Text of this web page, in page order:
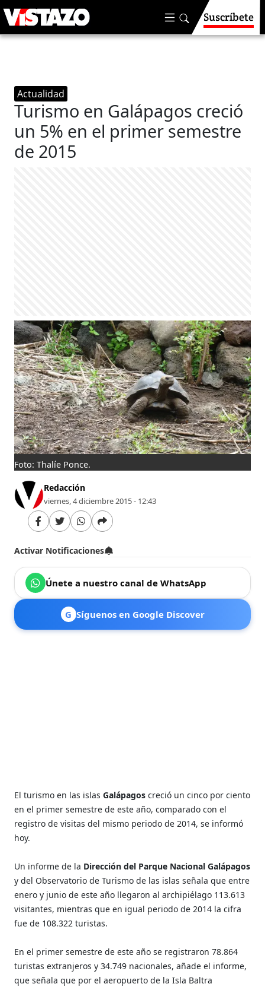
Suscríbete
Actualidad
Turismo en Galápagos creció
un 5% en el primer semestre
de 2015
Foto: Thalíe Ponce.
Redacción
viernes, 4 diciembre 2015 - 12:43
Activar Notificaciones
Únete a nuestro canal de WhatsApp
G Síguenos en Google Discover
El turismo en las islasGalápagos creció un cinco por ciento
en el primer semestre de este año, comparado con el
registro de visitas del mismo periodo de 2014, se informó
hoy.
Un informe de la Dirección del Parque Nacional Galápagos
y del Observatorio de Turismo de las islas señala que entre
enero y junio de este año llegaron al archipiélago 113.613
visitantes, mientras que en igual periodo de 2014 la cifra
fue de 108.322 turistas.
En el primer semestre de este año se registraron 78.864
turistas extranjeros y 34.749 nacionales, añade el informe,
que señala que por el aeropuerto de la Isla Baltra